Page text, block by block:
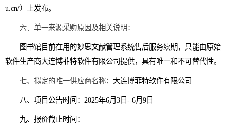
u.cn/）上发布。
六、 单一来源采购原因及相关说明：
图书馆目前在用的妙思文献管理系统售后服务续期，只能由原始
软件生产商大连博菲特软件有限公司提供，具有唯一和不可替代性。
七、拟定的唯一供应商名称： 大连博菲特软件有限公司
八、项目公告时间： 2025年6月3日- 6月9日
九、报价截止时间：